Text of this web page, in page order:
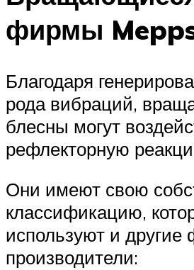
фирмы
Благодаря
рода вибраций,
блесны могут
рефлекторную
Они имеют свою
классификацию,
используют и
производители: